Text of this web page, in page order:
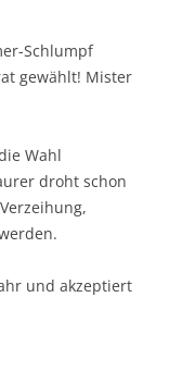
Schlumpf
gewählt! Mister
Wahl
droht schon
und akzeptiert